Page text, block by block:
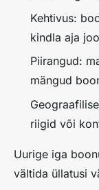
Kehtivus:
kindla aja
Piirangud:
mängud
riigid või
Uurige iga
vältida üllatusi